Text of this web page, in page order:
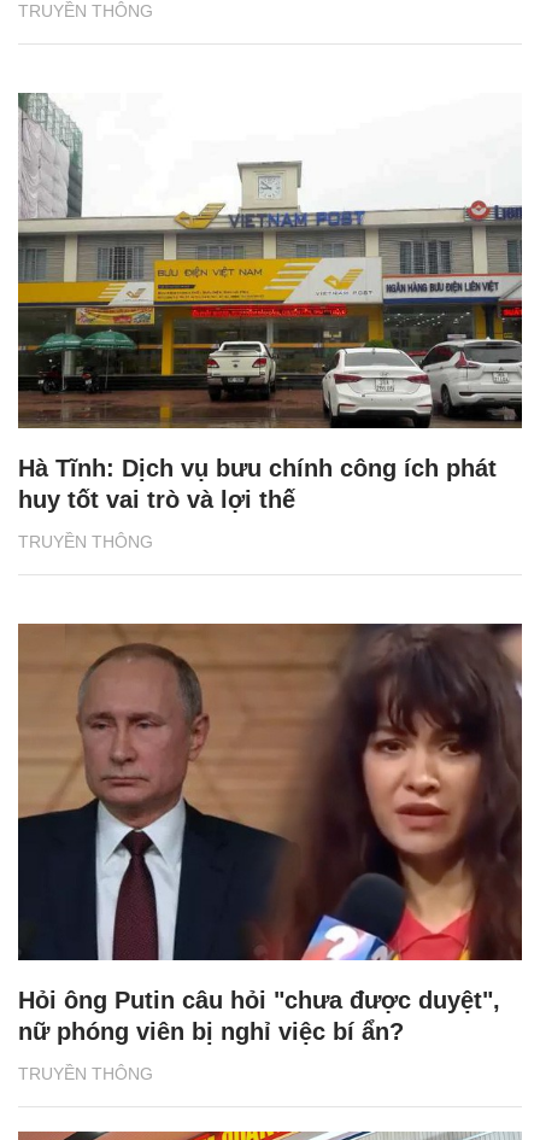
TRUYỀN THÔNG
TRUYỀN THÔNG
Hà Tĩnh: Dịch vụ bưu chính công ích phát
huy tốt vai trò và lợi thế
TRUYỀN THÔNG
Hỏi ông Putin câu hỏi "chưa được duyệt",
nữ phóng viên bị nghỉ việc bí ẩn?